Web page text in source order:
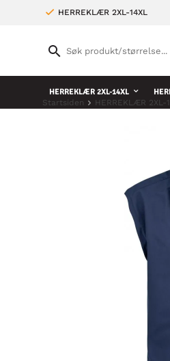
HERREKLÆR 2XL-14XL
HERREKLÆR 2XL-14XL
Startsiden HERREKLÆR 2XL-